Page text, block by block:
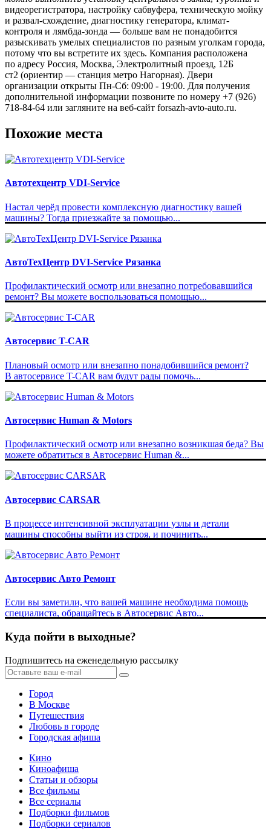
видеорегистратора, настройку сабвуфера, техническую мойку
и развал-схождение, диагностику генератора, климат-
контроля и лямбда-зонда — больше вам не понадобится
разыскивать умелых специалистов по разным уголкам города,
потому что вы встретите их здесь. Компания расположена
по адресу Россия, Москва, Электролитный проезд, 12Б
ст2 (ориентир — станция метро Нагорная). Двери
организации открыты Пн-Сб: 09:00 - 19:00. Для получения
дополнительной информации позвоните по номеру +7 (926)
718-84-64 или загляните на веб-сайт forsazh-avto-auto.ru.
Похожие места
Автотехцентр VDI-Service
Настал черёд провести комплексную диагностику вашей
машины? Тогда приезжайте за помощью...
АвтоТехЦентр DVI-Service Рязанка
Профилактический осмотр или внезапно потребовавшийся
ремонт? Вы можете воспользоваться помощью...
Автосервис T-CAR
Плановый осмотр или внезапно понадобившийся ремонт?
В автосервисе T-CAR вам будут рады помочь...
Автосервис Human & Motors
Профилактический осмотр или внезапно возникшая беда? Вы
можете обратиться в Автосервис Human &...
Автосервис CARSAR
В процессе интенсивной эксплуатации узлы и детали
машины способны выйти из строя, и починить...
Автосервис Авто Ремонт
Если вы заметили, что вашей машине необходима помощь
специалиста, обращайтесь в Автосервис Авто...
Куда пойти в выходные?
Подпишитесь на еженедельную рассылку
Город
В Москве
Путешествия
Любовь в городе
Городская афиша
Кино
Киноафиша
Статьи и обзоры
Все фильмы
Все сериалы
Подборки фильмов
Подборки сериалов